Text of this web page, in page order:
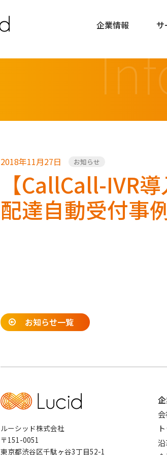
企業情報
2018年11月27日 お知らせ
【CallCall-IVR
配達自動受付事
お知らせ一覧
ルーシッド株式会社
〒151-0051
東京都渋谷区千駄ヶ谷3丁目52-1